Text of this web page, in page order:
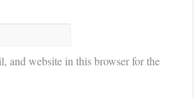
and website in this browser for the